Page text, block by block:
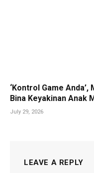
‘Kontrol Game
Bina Keyakinan Anak
July 29, 2026
LEAVE A REPLY